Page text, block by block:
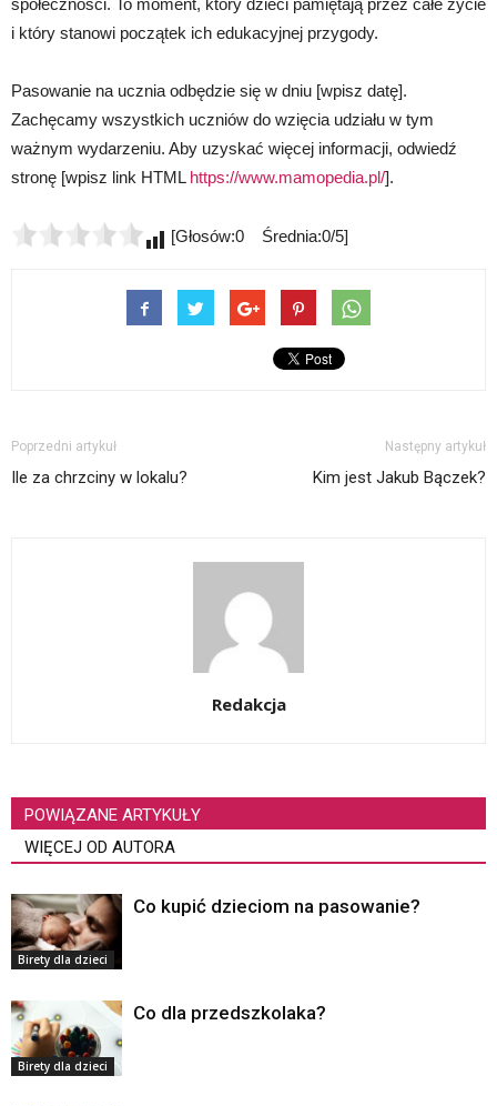
i który stanowi początek ich edukacyjnej przygody.
Pasowanie na ucznia odbędzie się w dniu [wpisz datę].
Zachęcamy wszystkich uczniów do wzięcia udziału w tym
ważnym wydarzeniu. Aby uzyskać więcej informacji, odwiedź
stronę [wpisz link HTML https://www.mamopedia.pl/].
[Głosów:0 Średnia:0/5]
Poprzedni artykuł
Ile za chrzciny w lokalu?
Następny artykuł
Kim jest Jakub Bączek?
Redakcja
POWIĄZANE ARTYKUŁY
WIĘCEJ OD AUTORA
Birety dla dzieci
Co kupić dzieciom na pasowanie?
Birety dla dzieci
Co dla przedszkolaka?